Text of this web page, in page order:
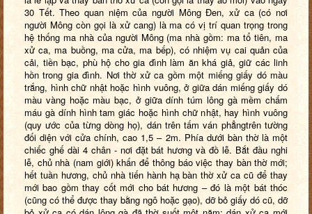
30 Tết. Theo quan niệm của người Mông Đen, xử ca (có nơi
người Mông còn gọi là xử cang) là ma có vị trí quan trọng trong
hệ thống ma nhà của người Mông (ma nhà gồm: ma tổ tiên, ma
xử ca, ma buồng, ma cửa, ma bếp), có nhiệm vụ cai quản của
cải, tiền bạc, phù hộ cho gia đình làm ăn khá giả, giữ các linh
hồn trong gia đình. Nơi thờ xử ca gồm một miếng giấy dó màu
trắng, hình chữ nhật hoặc hình vuông, ở giữa dán miếng giấy dó
màu vàng hoặc màu bạc, ở giữa dính túm lông gà mềm chấm
máu gà dính hình tam giác hoặc hình chữ nhật, hay hình vuông
(quy ước của từng dòng họ), dán trên tấm ván phẳngtrên tường
đối diện với cửa chính, cao 1,5 – 2m. Phía dưới bàn thờ là một
chiếc ghế dài 4 chân - nơi đặt bát hương và đồ lễ. Bắt đầu nghi
lễ, chủ nhà (nam giới) khấn để thông báo việc thay bàn thờ mới;
hết tuần hương, chủ nhà tiến hành hạ bàn thờ xử ca cũ để thay
mới bao gồm thay cốt mới cho bát hương – đó là một bát thóc
(cũng có thể được thay bằng ngô hoặc gạo), dỡ bỏ giấy dó cũ, dỡ